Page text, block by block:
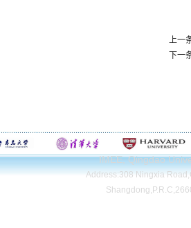
上一
下一
IMEE, Qingdao
Address:308 Ningxia